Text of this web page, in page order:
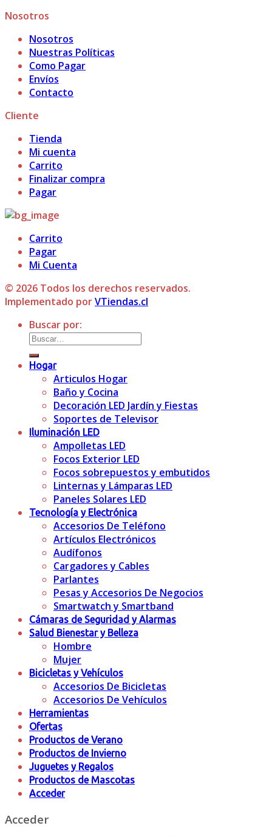
Nosotros
Nosotros
Nuestras Políticas
Como Pagar
Envíos
Contacto
Cliente
Tienda
Mi cuenta
Carrito
Finalizar compra
Pagar
Carrito
Pagar
Mi Cuenta
© 2026 Todos los derechos reservados.
Implementado porVTiendas.cl
Buscar por:
Hogar
Articulos Hogar
Baño y Cocina
Decoración LED Jardín y Fiestas
Soportes de Televisor
Iluminación LED
Ampolletas LED
Focos Exterior LED
Focos sobrepuestos y embutidos
Linternas y Lámparas LED
Paneles Solares LED
Tecnología y Electrónica
Accesorios De Teléfono
Artículos Electrónicos
Audífonos
Cargadores y Cables
Parlantes
Pesas y Accesorios De Negocios
Smartwatch y Smartband
Cámaras de Seguridad y Alarmas
Salud Bienestar y Belleza
Hombre
Mujer
Bicicletas y Vehículos
Accesorios De Bicicletas
Accesorios De Vehículos
Herramientas
Ofertas
Productos de Verano
Productos de Invierno
Juguetes y Regalos
Productos de Mascotas
Acceder
Acceder